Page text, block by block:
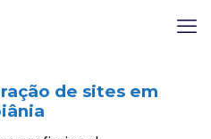
de sites em